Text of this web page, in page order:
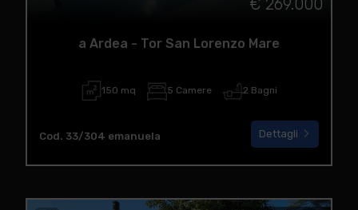
€ 269.000
a Ardea - Tor San Lorenzo Mare
150 mq 5 Camere 2 Bagni
Cod. 33/304 emanuela Dettagli